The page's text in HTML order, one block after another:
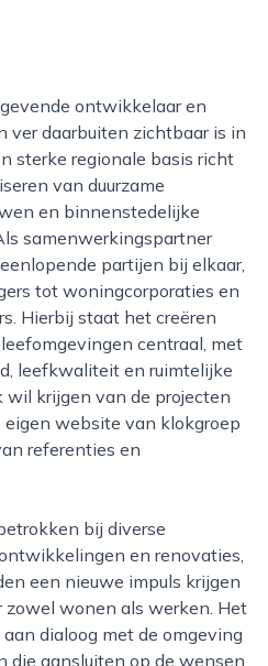
ver daarbuiten zichtbaar is in
sterke regionale basis richt
van duurzame
en binnenstedelijke
samenwerkingspartner
partijen bij elkaar,
tot woningcorporaties en
Hierbij staat het creëren
centraal, met
leefkwaliteit en ruimtelijke
wil krijgen van de projecten
website van klokgroep
referenties en
en renovaties,
een nieuwe impuls krijgen
wonen als werken. Het
dialoog met de omgeving
die aansluiten op de wensen